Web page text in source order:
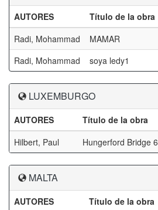
AUTORES Título de la obra
Radi, Mohammad
MAMAR
Radi, Mohammad
soya ledy1
LUXEMBURGO
AUTORES Título de la obra
Hilbert, Paul
Hungerford Bridge
MALTA
AUTORES Título de la obra